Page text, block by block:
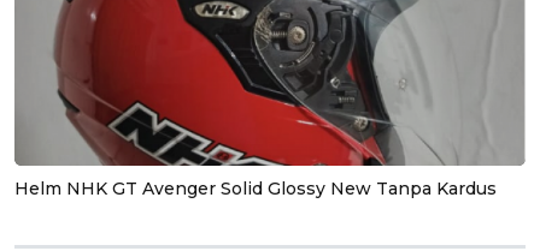
Helm NHK GT Avenger Solid Glossy New Tanpa Kardus